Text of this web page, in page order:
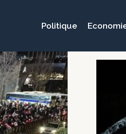
Politique